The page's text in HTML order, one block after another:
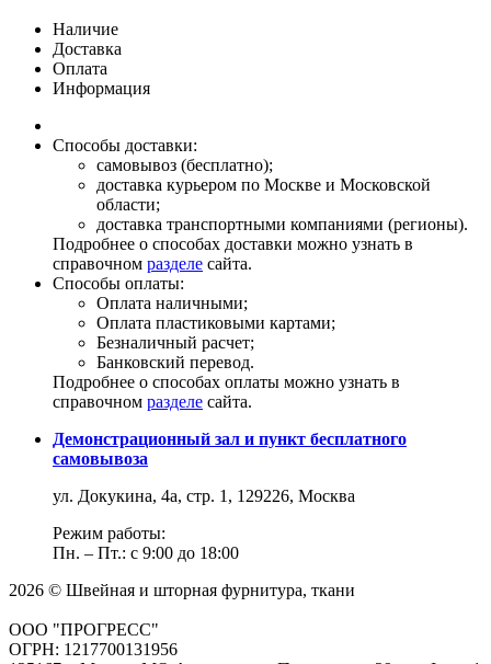
Наличие
Доставка
Оплата
Информация
Способы доставки:
самовывоз (бесплатно);
доставка курьером по Москве и Московской
области;
доставка транспортными компаниями (регионы).
Подробнее о способах доставки можно узнать в
справочном разделе сайта.
Способы оплаты:
Оплата наличными;
Оплата пластиковыми картами;
Безналичный расчет;
Банковский перевод.
Подробнее о способах оплаты можно узнать в
справочном разделе сайта.
Демонстрационный зал и пункт бесплатного
самовывоза
ул. Докукина, 4а, стр. 1, 129226, Москва
Режим работы:
Пн. – Пт.: с 9:00 до 18:00
2026 © Швейная и шторная фурнитура, ткани
ООО "ПРОГРЕСС"
ОГРН: 1217700131956